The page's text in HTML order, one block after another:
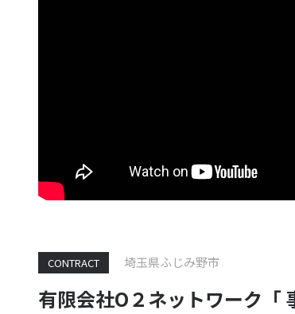
有限会社O２ネットワーク「
CONTRACT 埼玉県ふじみ野市